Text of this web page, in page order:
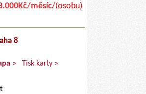
měsíc/(osobu)
8
»
Tisk karty »